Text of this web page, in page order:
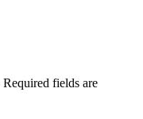
Required fields are